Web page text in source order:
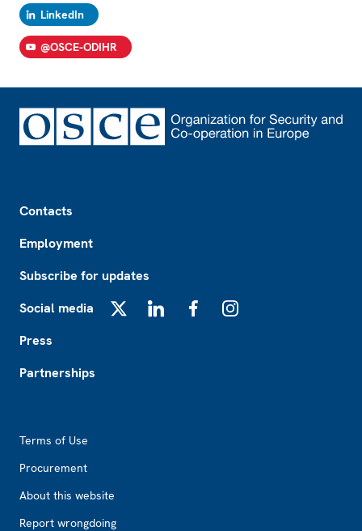
LinkedIn
@OSCE-ODIHR
Contacts
Employment
Subscribe for updates
Social media
Press
Partnerships
Terms of Use
Procurement
About this website
Report wrongdoing